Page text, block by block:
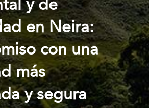
en Neira:
con una
más
y segura